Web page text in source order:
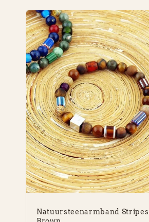
Natuursteenarmband Stripes